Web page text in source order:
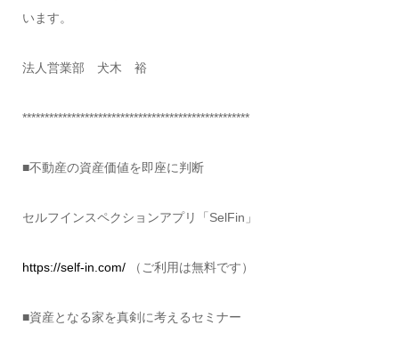
います。
法人営業部 犬木 裕
***************************************************
■不動産の資産価値を即座に判断
セルフインスペクションアプリ「SelFin」
https://self-in.com/（ご利用は無料です）
■資産となる家を真剣に考えるセミナー